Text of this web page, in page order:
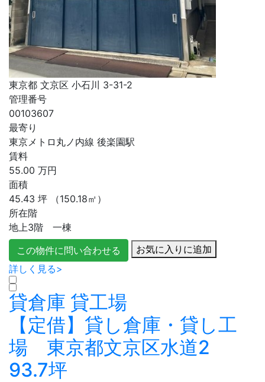
東京都 文京区 小石川 3-31-2
管理番号
00103607
最寄り
東京メトロ丸ノ内線 後楽園駅
賃料
55.00 万円
面積
45.43 坪 （150.18㎡）
所在階
地上3階 一棟
この物件に問い合わせる
お気に入りに追加
詳しく見る>
貸倉庫 貸工場
【定借】貸し倉庫・貸し工
場 東京都文京区水道2
93.7坪